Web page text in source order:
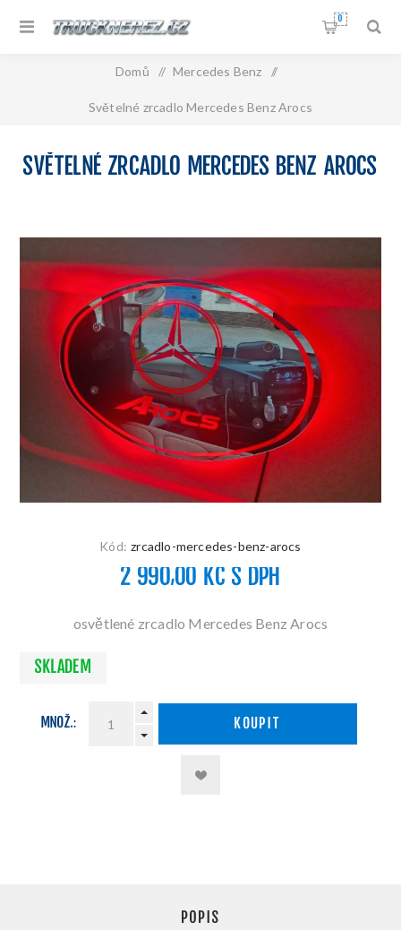
0
Domů / Mercedes Benz /
Světelné zrcadlo Mercedes Benz Arocs
SVĚTELNÉ ZRCADLO MERCEDES BENZ AROCS
Kód: zrcadlo-mercedes-benz-arocs
2 990,00 KČ S DPH
osvětlené zrcadlo Mercedes Benz Arocs
SKLADEM
MNOŽ.: KOUPIT
POPIS